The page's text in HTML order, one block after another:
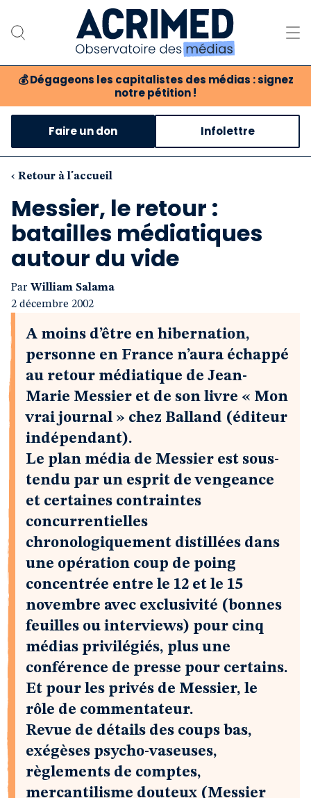
💰 Dégageons les capitalistes des médias : signez
notre pétition !
Notre association
Notre critique des médias
Nos propositions
Notre revue
Boutique
Faire un don Infolettre
‹ Retour à l'accueil
Messier, le retour :
batailles médiatiques
autour du vide
Par William Salama
2 décembre 2002
A moins d’être en hibernation,
personne en France n’aura échappé
au retour médiatique de Jean-
Marie Messier et de son livre « Mon
vrai journal » chez Balland (éditeur
indépendant).
Le plan média de Messier est sous-
tendu par un esprit de vengeance
et certaines contraintes
concurrentielles
chronologiquement distillées dans
une opération coup de poing
concentrée entre le 12 et le 15
novembre avec exclusivité (bonnes
feuilles ou interviews) pour cinq
médias privilégiés, plus une
conférence de presse pour certains.
Et pour les privés de Messier, le
rôle de commentateur.
Revue de détails des coups bas,
exégèses psycho-vaseuses,
règlements de comptes,
mercantilisme douteux (Messier